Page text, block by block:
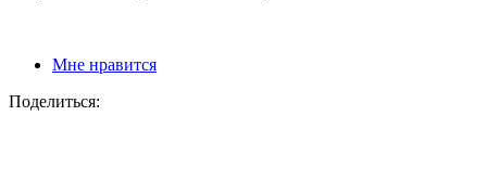
Мне нравится
Поделиться: